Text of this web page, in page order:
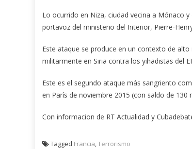
Lo ocurrido en Niza, ciudad vecina a Mónaco
portavoz del ministerio del Interior, Pierre-
Este ataque se produce en un contexto de
militarmente en Siria contra los yihadistas del
Este es el segundo ataque más sangriento
en París de noviembre 2015 (con saldo de 130
Con informacion de RT Actualidad y
Tagged Francia,Terrorismo